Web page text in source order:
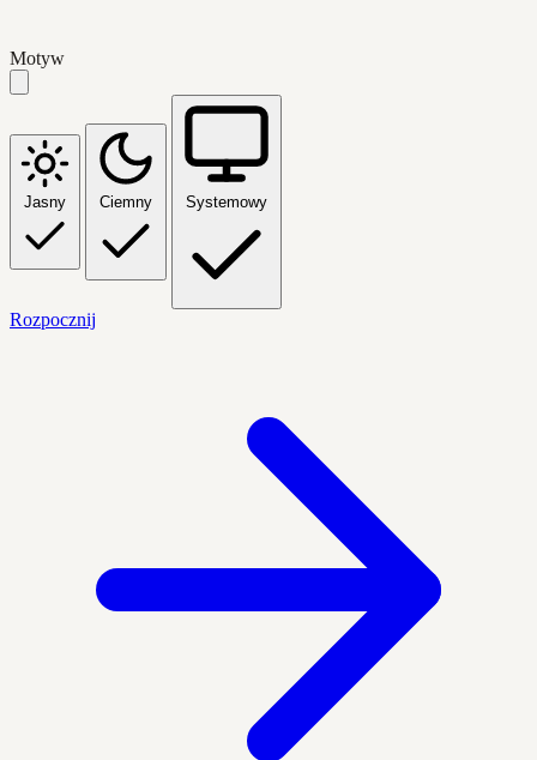
Motyw
Jasny Ciemny Systemowy
Rozpocznij